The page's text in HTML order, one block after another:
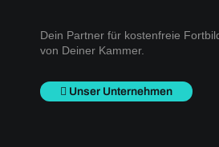
Dein Partner für kostenfreie
von Deiner Kammer.
Unser Unternehmen